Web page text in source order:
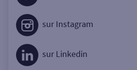
sur Instagram
sur Linkedin